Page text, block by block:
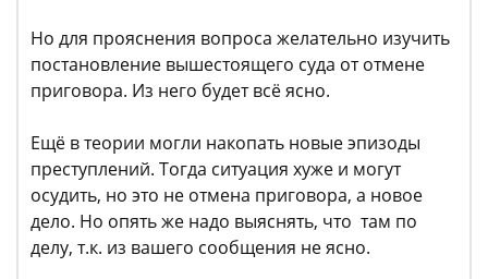
Но для прояснения вопроса желательно изучить
постановление вышестоящего суда от отмене
приговора. Из него будет всё ясно.
Ещё в теории могли накопать новые эпизоды
преступлений. Тогда ситуация хуже и могут
осудить, но это не отмена приговора, а новое
дело. Но опять же надо выяснять, что там по
делу, т.к. из вашего сообщения не ясно.